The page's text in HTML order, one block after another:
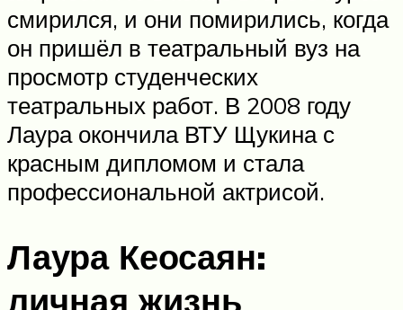
смирился, и они помирились, когда
он пришёл в театральный вуз на
просмотр студенческих
театральных работ. В 2008 году
Лаура окончила ВТУ Щукина с
красным дипломом и стала
профессиональной актрисой.
Лаура Кеосаян:
личная жизнь